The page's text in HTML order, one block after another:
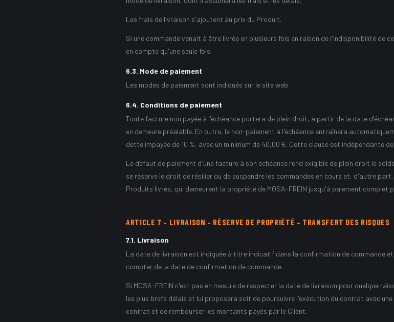
Les frais de livraison s'ajoutent au prix du Produit.
Si une commande venait à être livrée en plusieurs fois en raison de l'indisponibilité
en compte qu'une seule fois.
6.3. Mode de paiement
Les modes de paiement sont indiqués sur le site web.
6.4. Conditions de paiement
Toute facture non payée à l'échéance portera de plein droit, à partir de la date
en demeure préalable. En outre, le non-paiement à l'échéance entraînera
dette impayée de 10 %, avec un minimum de 40,00 €. Cette clause est indépendante
Le défaut de paiement d'une facture à son échéance rend exigible de plein droit le
se réserve le droit de résilier ou de suspendre les commandes en cours et, d'autre
Produits livrés, qui demeurent la propriété de MOSA-FREIN jusqu'à paiement complet
ARTICLE 7 – LIVRAISON – RÉSERVE DE PROPRIÉTÉ – TRANSFERT DES RISQUES
7.1. Livraison
La date de livraison est indiquée à titre indicatif dans la confirmation de commande
compter de la date de confirmation de commande.
Si MOSA-FREIN n'est pas en mesure de respecter la date de livraison pour quelque
les plus brefs délais et lui proposera soit de poursuivre l'exécution du contrat avec
contrat et de rembourser les montants payés par le Client.